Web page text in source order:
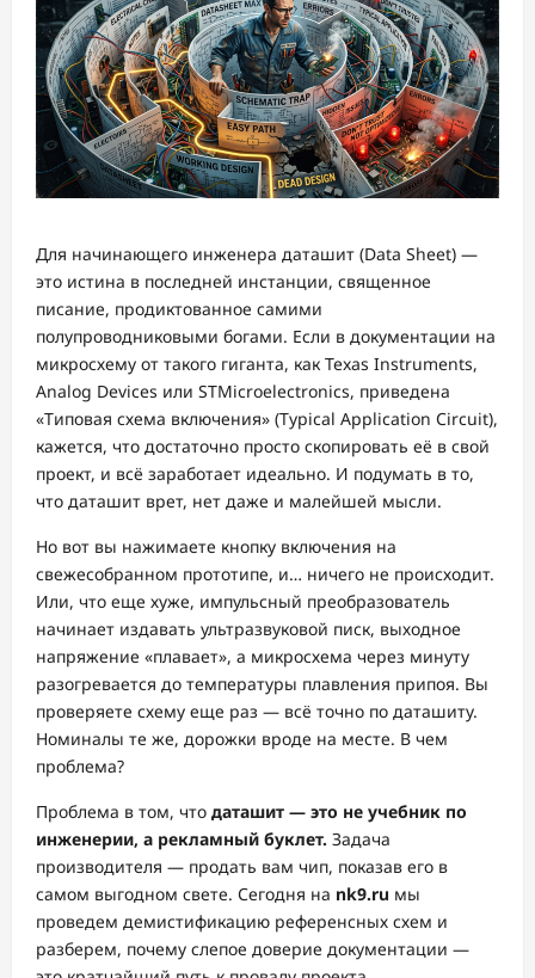
Для начинающего инженера даташит (Data Sheet) —
это истина в последней инстанции, священное
писание, продиктованное самими
полупроводниковыми богами. Если в документации на
микросхему от такого гиганта, как Texas Instruments,
Analog Devices или STMicroelectronics, приведена
«Типовая схема включения» (Typical Application Circuit),
кажется, что достаточно просто скопировать её в свой
проект, и всё заработает идеально. И подумать в то,
что даташит врет, нет даже и малейшей мысли.
Но вот вы нажимаете кнопку включения на
свежесобранном прототипе, и… ничего не происходит.
Или, что еще хуже, импульсный преобразователь
начинает издавать ультразвуковой писк, выходное
напряжение «плавает», а микросхема через минуту
разогревается до температуры плавления припоя. Вы
проверяете схему еще раз — всё точно по даташиту.
Номиналы те же, дорожки вроде на месте. В чем
проблема?
Проблема в том, что даташит — это не учебник по
инженерии, а рекламный буклет. Задача
производителя — продать вам чип, показав его в
самом выгодном свете. Сегодня на nk9.ru мы
проведем демистификацию референсных схем и
разберем, почему слепое доверие документации —